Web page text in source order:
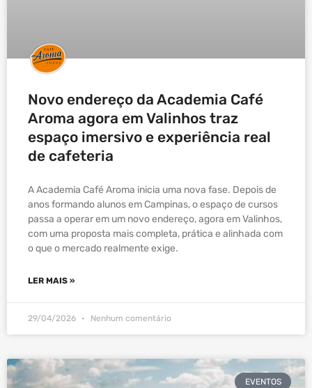
Novo endereço da Academia Café
Aroma agora em Valinhos traz
espaço imersivo e experiência real
de cafeteria
A Academia Café Aroma inicia uma nova fase. Depois de
anos formando alunos em Campinas, o espaço de cursos
passa a operar em um novo endereço, agora em Valinhos,
com uma proposta mais completa, prática e alinhada com
o que o mercado realmente exige.
LER MAIS »
29/04/2026 Nenhum comentário
EVENTOS